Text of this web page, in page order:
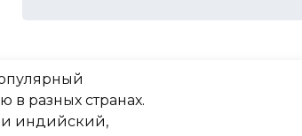
в разных странах.
индийский,